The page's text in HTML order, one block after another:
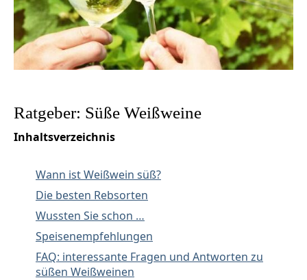
Ratgeber: Süße Weißweine
Inhaltsverzeichnis
Wann ist Weißwein süß?
Die besten Rebsorten
Wussten Sie schon …
Speisenempfehlungen
FAQ: interessante Fragen und Antworten zu
süßen Weißweinen